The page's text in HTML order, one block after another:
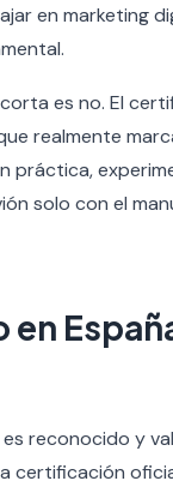
en marketing
es no. El
realmente
práctica,
solo con el
reconocido y
certificación